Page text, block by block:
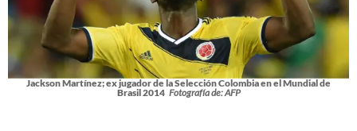
Jackson Martínez; ex jugador de la Selección Colombia en el Mundial de
Brasil 2014 Fotografía de: AFP